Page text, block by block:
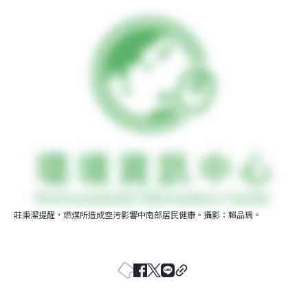
莊秉潔提醒，燃煤所造成空污影響中南部居民健康。攝影：賴品瑀。